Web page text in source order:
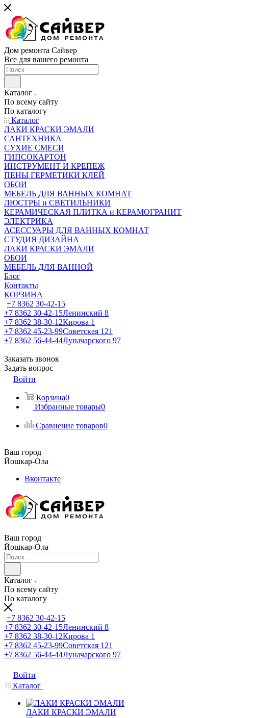
Дом ремонта Сайвер
Все для вашего ремонта
Каталог
По всему сайту
По каталогу
Каталог
ЛАКИ КРАСКИ ЭМАЛИ
САНТЕХНИКА
СУХИЕ СМЕСИ
ГИПСОКАРТОН
ИНСТРУМЕНТ И КРЕПЕЖ
ПЕНЫ ГЕРМЕТИКИ КЛЕЙ
ОБОИ
МЕБЕЛЬ ДЛЯ ВАННЫХ КОМНАТ
ЛЮСТРЫ и СВЕТИЛЬНИКИ
КЕРАМИЧЕСКАЯ ПЛИТКА и КЕРАМОГРАНИТ
ЭЛЕКТРИКА
АСЕССУАРЫ ДЛЯ ВАННЫХ КОМНАТ
СТУДИЯ ДИЗАЙНА
ЛАКИ КРАСКИ ЭМАЛИ
ОБОИ
МЕБЕЛЬ ДЛЯ ВАННОЙ
Блог
Контакты
КОРЗИНА
+7 8362 30-42-15
+7 8362 30-42-15Ленинский 8
+7 8362 38-30-12Кирова 1
+7 8362 45-23-99Советская 121
+7 8362 56-44-44Луначарского 97
Заказать звонок
Задать вопрос
Войти
Корзина0
Избранные товары0
Сравнение товаров0
Ваш город
Йошкар-Ола
Вконтакте
Ваш город
Йошкар-Ола
Каталог
По всему сайту
По каталогу
+7 8362 30-42-15
+7 8362 30-42-15Ленинский 8
+7 8362 38-30-12Кирова 1
+7 8362 45-23-99Советская 121
+7 8362 56-44-44Луначарского 97
Войти
Каталог
ЛАКИ КРАСКИ ЭМАЛИ